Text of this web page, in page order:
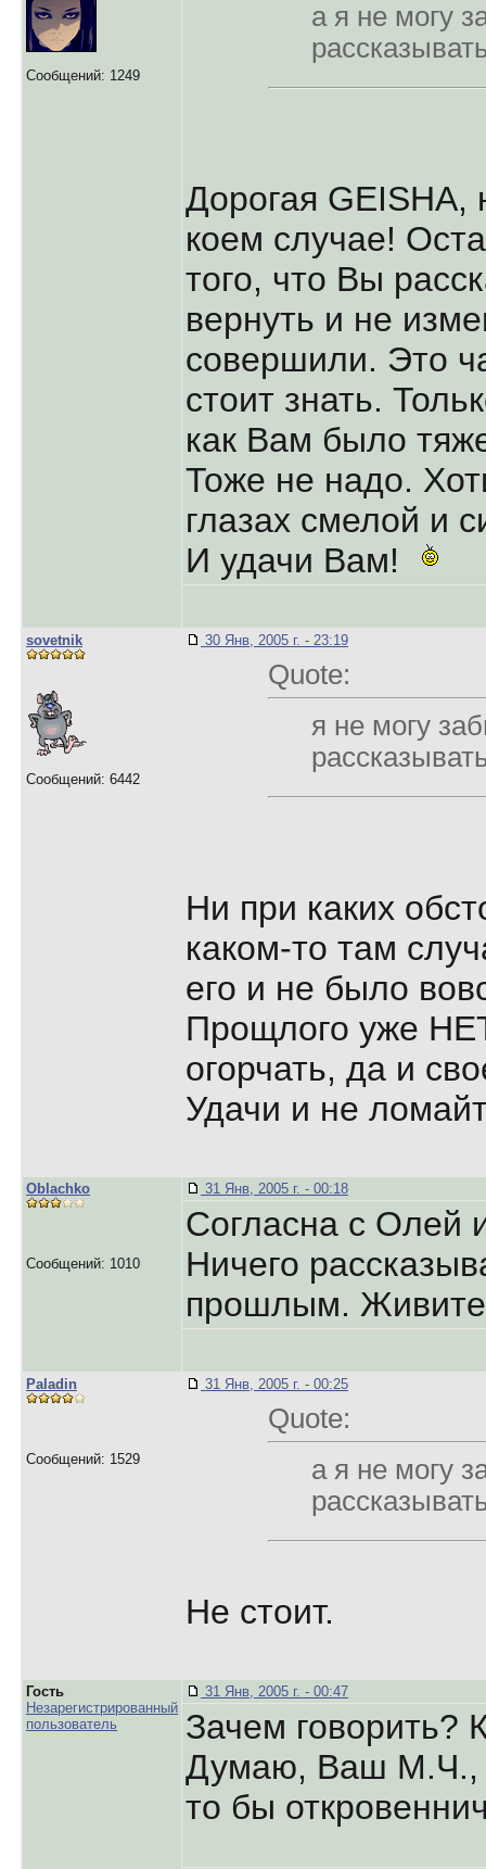
Сообщений: 1249
а я не могу
Дорогая GEISHA,
коем случае!
того, что Вы
вернуть и не
совершили. Это
стоит знать.
как Вам было
Тоже не надо.
глазах смелой и
И удачи Вам!
sovetnik
Сообщений: 6442
30 Янв, 2005 г. - 23:19
Quote:
я не могу
Ни при каких
каком-то там
его и не было
Прощлого уже
огорчать, да и
Удачи и не
Oblachko
Сообщений: 1010
31 Янв, 2005 г. - 00:18
Согласна с Олей
Ничего
прошлым.
Paladin
Сообщений: 1529
31 Янв, 2005 г. - 00:25
Quote:
а я не могу
Не стоит.
Гость
Незарегистрированный
пользователь
31 Янв, 2005 г. - 00:47
Зачем говорить?
Думаю, Ваш М.Ч.,
то бы